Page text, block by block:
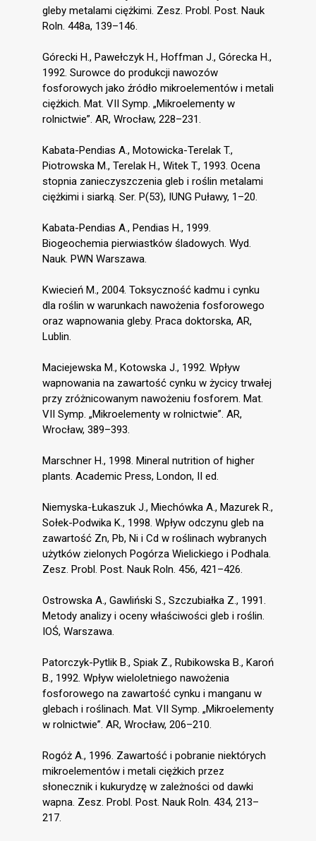
gleby metalami ciężkimi. Zesz. Probl. Post. Nauk
Roln. 448a, 139–146.
Górecki H., Pawełczyk H., Hoffman J., Górecka H.,
1992. Surowce do produkcji nawozów
fosforowych jako źródło mikroelementów i metali
ciężkich. Mat. VII Symp. „Mikroelementy w
rolnictwie”. AR, Wrocław, 228–231.
Kabata-Pendias A., Motowicka-Terelak T.,
Piotrowska M., Terelak H., Witek T., 1993. Ocena
stopnia zanieczyszczenia gleb i roślin metalami
ciężkimi i siarką. Ser. P(53), IUNG Puławy, 1–20.
Kabata-Pendias A., Pendias H., 1999.
Biogeochemia pierwiastków śladowych. Wyd.
Nauk. PWN Warszawa.
Kwiecień M., 2004. Toksyczność kadmu i cynku
dla roślin w warunkach nawożenia fosforowego
oraz wapnowania gleby. Praca doktorska, AR,
Lublin.
Maciejewska M., Kotowska J., 1992. Wpływ
wapnowania na zawartość cynku w życicy trwałej
przy zróżnicowanym nawożeniu fosforem. Mat.
VII Symp. „Mikroelementy w rolnictwie”. AR,
Wrocław, 389–393.
Marschner H., 1998. Mineral nutrition of higher
plants. Academic Press, London, II ed.
Niemyska-Łukaszuk J., Miechówka A., Mazurek R.,
Sołek-Podwika K., 1998. Wpływ odczynu gleb na
zawartość Zn, Pb, Ni i Cd w roślinach wybranych
użytków zielonych Pogórza Wielickiego i Podhala.
Zesz. Probl. Post. Nauk Roln. 456, 421–426.
Ostrowska A., Gawliński S., Szczubiałka Z., 1991.
Metody analizy i oceny właściwości gleb i roślin.
IOŚ, Warszawa.
Patorczyk-Pytlik B., Spiak Z., Rubikowska B., Karoń
B., 1992. Wpływ wieloletniego nawożenia
fosforowego na zawartość cynku i manganu w
glebach i roślinach. Mat. VII Symp. „Mikroelementy
w rolnictwie”. AR, Wrocław, 206–210.
Rogóż A., 1996. Zawartość i pobranie niektórych
mikroelementów i metali ciężkich przez
słonecznik i kukurydzę w zależności od dawki
wapna. Zesz. Probl. Post. Nauk Roln. 434, 213–
217.